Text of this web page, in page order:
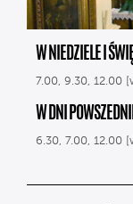
W NIEDZIELE I
7.00, 9.30, 12.00
W DNI
6.30, 7.00, 12.00